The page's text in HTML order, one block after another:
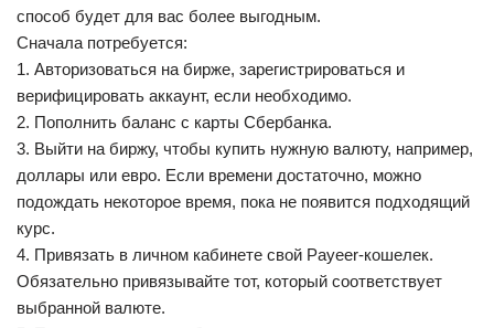
способ будет для вас более выгодным.
Сначала потребуется:
1. Авторизоваться на бирже, зарегистрироваться и
верифицировать аккаунт, если необходимо.
2. Пополнить баланс с карты Сбербанка.
3. Выйти на биржу, чтобы купить нужную валюту, например,
доллары или евро. Если времени достаточно, можно
подождать некоторое время, пока не появится подходящий
курс.
4. Привязать в личном кабинете свой Payeer-кошелек.
Обязательно привязывайте тот, который соответствует
выбранной валюте.